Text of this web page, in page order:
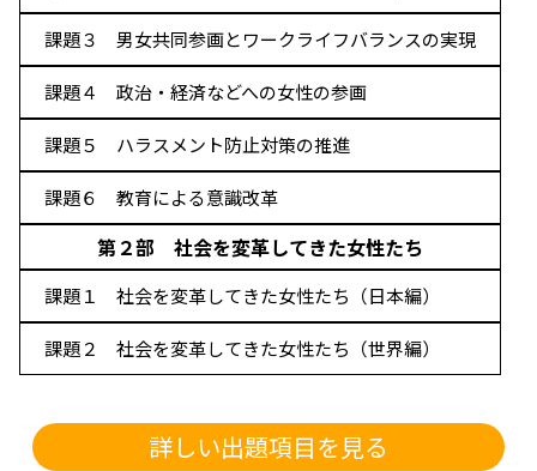
近畿
烏丸御池テストセンター 10F
満席
エンカレッジテストセンター梅田会場
大阪駅前テストセンター（4F）
満席
阪急西宮北口駅前テストセンター
神戸三宮テストセンター
近鉄奈良駅前テストセンター
和歌山十番丁テストセンター
満席
中国・四国
米子情報処理テストセンター
鳥取テストセンター
山口パソコン教室糸米テストセンター
満席
徳島テストセンター
満席
課題３ 男女共同参画とワークライフバランスの実現
課題４ 政治・経済などへの女性の参画
課題５ ハラスメント防止対策の推進
課題６ 教育による意識改革
第２部 社会を変革してきた女性たち
課題１ 社会を変革してきた女性たち（日本編）
課題２ 社会を変革してきた女性たち（世界編）
詳しい出題項目を見る